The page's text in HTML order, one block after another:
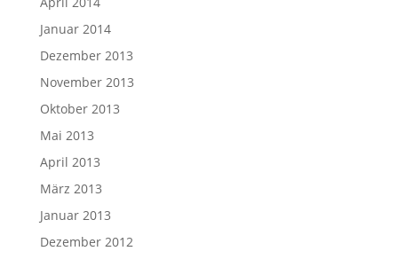
Januar 2014
Dezember 2013
November 2013
Oktober 2013
Mai 2013
April 2013
März 2013
Januar 2013
Dezember 2012